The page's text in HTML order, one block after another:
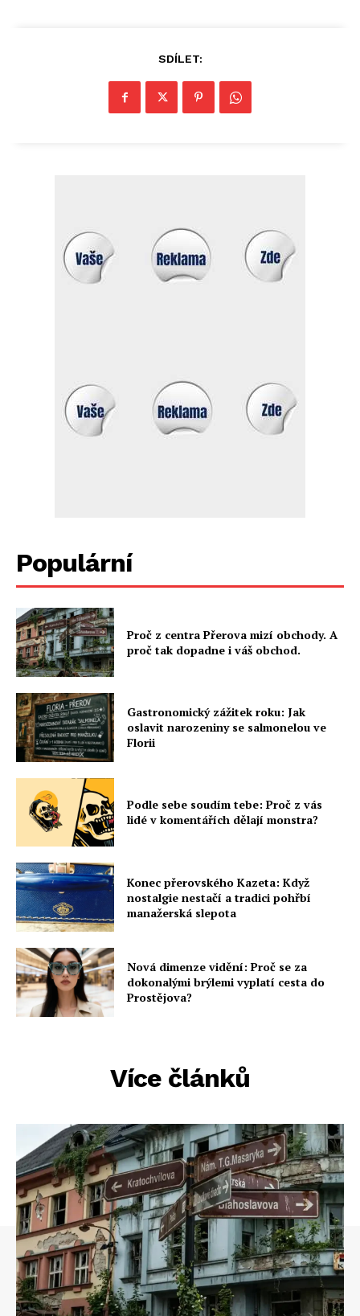
SDÍLET:
Populární
Proč z centra Přerova mizí obchody. A
proč tak dopadne i váš obchod.
Gastronomický zážitek roku: Jak
oslavit narozeniny se salmonelou ve
Florii
Podle sebe soudím tebe: Proč z vás
lidé v komentářích dělají monstra?
Konec přerovského Kazeta: Když
nostalgie nestačí a tradici pohřbí
manažerská slepota
Nová dimenze vidění: Proč se za
dokonalými brýlemi vyplatí cesta do
Prostějova?
Více článků